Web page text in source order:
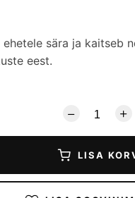
sära ja kaitseb
eest.
LISA